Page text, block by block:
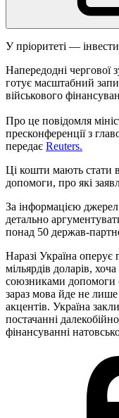
У пріоритеті —
Напередодні чергової
готує масштабний
військового
Про це повідомля
пресконференції з
передає Reuters.
Ці кошти мають стати
допомоги, про які
За інформацією джерел
детально
понад 50 держав-
Наразі Україна
мільярдів доларів,
союзниками допомоги
зараз мова йде не
акцентів. Україна
постачанні
фінансуванні